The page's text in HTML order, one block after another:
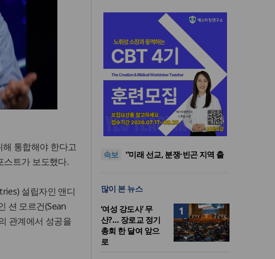
통합해야 한다고
스트가 보도했다.
설립자인 앤디
션 모르건(Sean
관계에서 성공을
속보
[최원호 목사의 영혼의 양식 63]
말씀은 같은데 왜 열매는 다를
美 이민구금센터에 억류됐던
“미사일 속에서도 복음은 전해
“미래 선교, 분쟁·빈곤 지역 출
발
말씀은 같은데 왜 열매는 다를
美 이민구금센터에 억류됐던
한인 목회자 석방돼
많이 본 뉴스
1
‘여성 강도사’ 무
산?… 장로교 정기
총회 한 달여 앞으
로